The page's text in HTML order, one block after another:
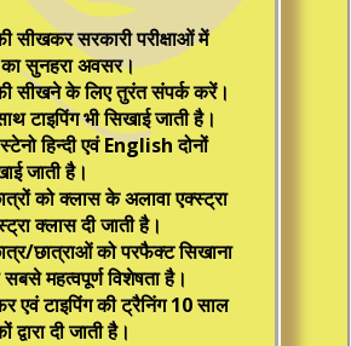
सीखकर सरकारी परीक्षाओं में
सुनहरा अवसर।
सीखने के लिए तुरंत संपर्क करें।
टाइपिंग भी सिखाई जाती है।
हिन्‍दी एवं English दोनों
जाती है।
को क्‍लास के अलावा एक्‍स्‍ट्रा
क्‍लास दी जाती है।
छात्राओं को परफैक्‍ट सिखाना
महत्‍वपूर्ण विशेषता है।
एवं टाइपिंग की ट्रैनिंग 10 साल
द्वारा दी जाती है।